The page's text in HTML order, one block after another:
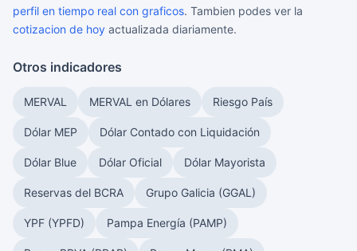
perfil en tiempo real con graficos. Tambien podes ver la
cotizacion de hoy actualizada diariamente.
Otros indicadores
MERVAL MERVAL en Dólares Riesgo País
Dólar MEP Dólar Contado con Liquidación
Dólar Blue Dólar Oficial Dólar Mayorista
Reservas del BCRA Grupo Galicia (GGAL)
YPF (YPFD) Pampa Energía (PAMP)